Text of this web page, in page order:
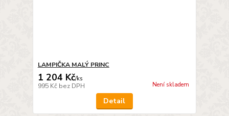
LAMPIČKA MALÝ PRINC
1 204 Kč/ks
995 Kč bez DPH Není skladem
Detail